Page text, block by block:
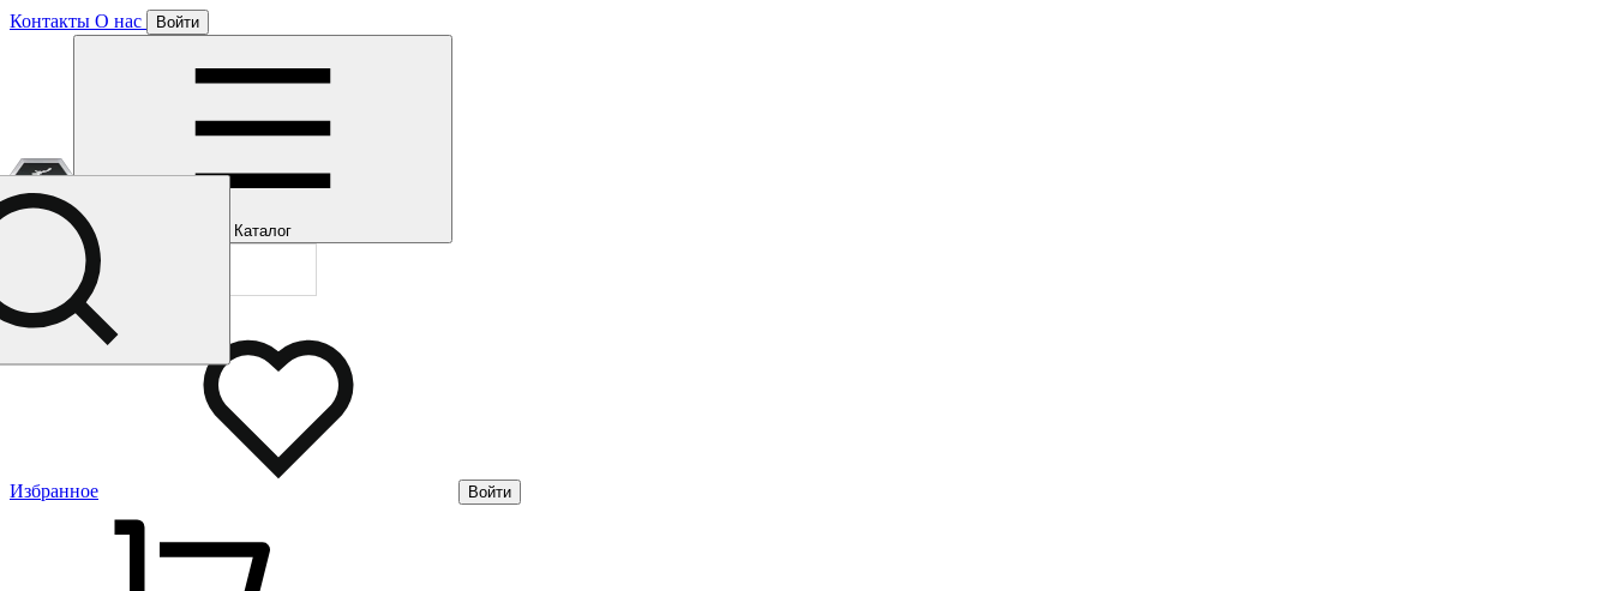
Контакты О нас Войти
Каталог
Газмерч
Избранное Войти
Будем направлять вам все наши специальные предложения и новости
Мы уже направляем вам все наши специальные предложения и новости